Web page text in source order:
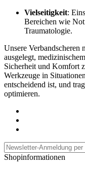
Vielseitigkeit:
Bereichen wie
Traumatologie.
Unsere Verbandscheren
ausgelegt,
Sicherheit und Komfort
Werkzeuge in
entscheidend ist, und
optimieren.
Shopinformationen